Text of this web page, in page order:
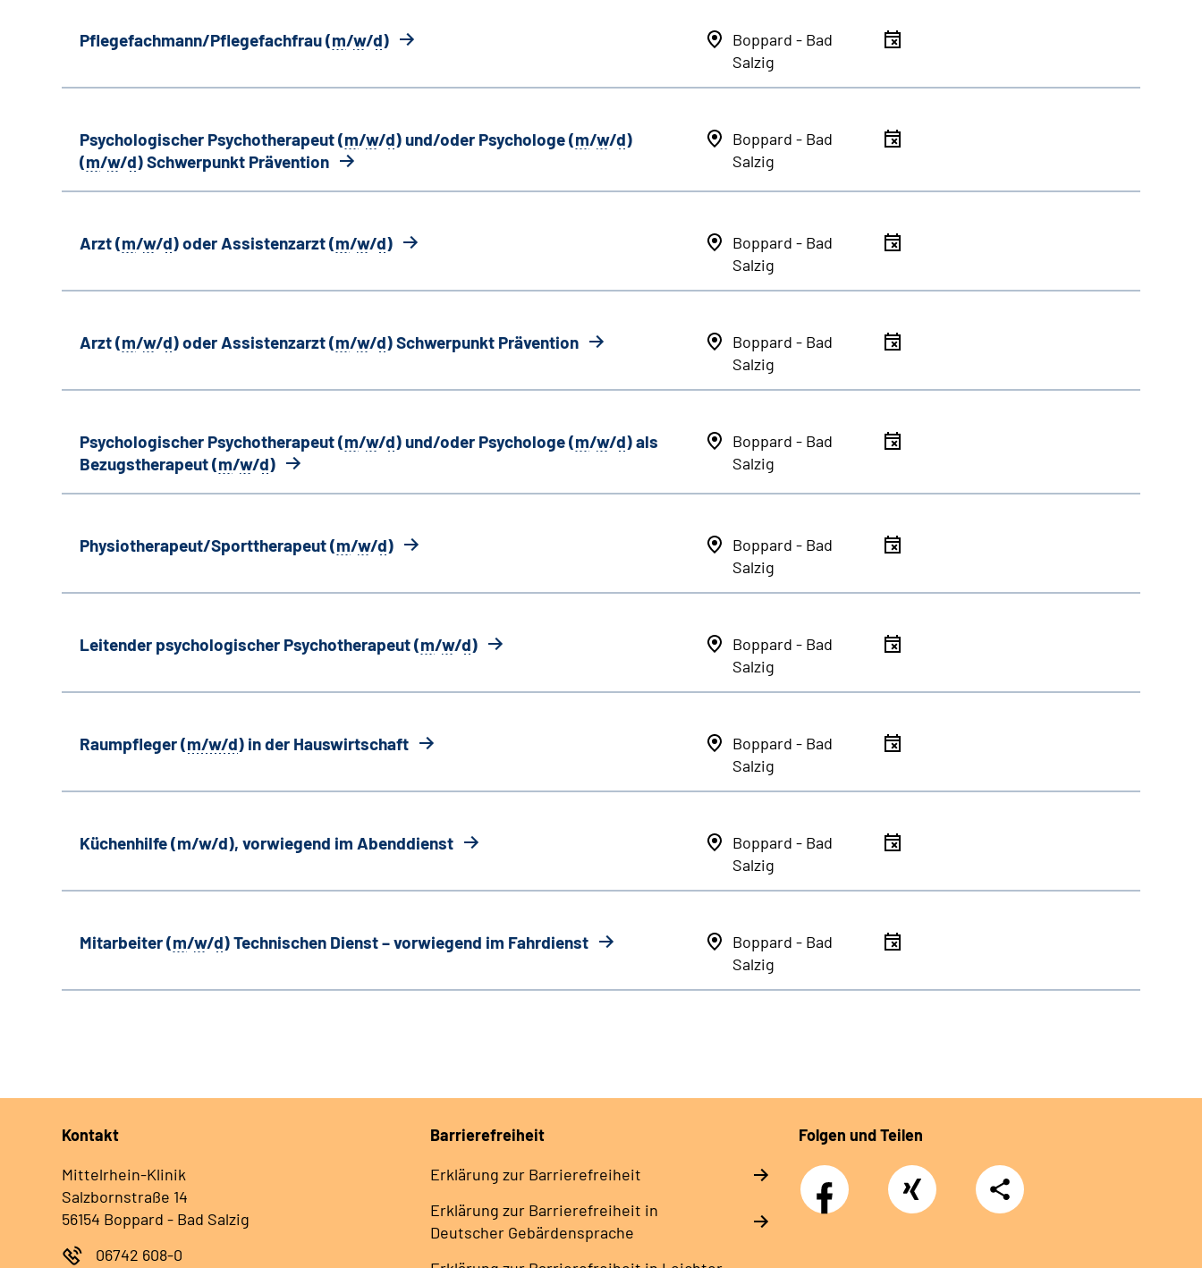
Pflegefachmann/Pflegefachfrau (m/w/d)
Boppard - Bad
Salzig
Psychologischer Psychotherapeut (m/w/d) und/oder Psychologe (m/w/d)
(m/w/d) Schwerpunkt Prävention
Boppard - Bad
Salzig
Arzt (m/w/d) oder Assistenzarzt (m/w/d)
Boppard - Bad
Salzig
Arzt (m/w/d) oder Assistenzarzt (m/w/d) Schwerpunkt Prävention
Boppard - Bad
Salzig
Psychologischer Psychotherapeut (m/w/d) und/oder Psychologe (m/w/d) als
Bezugstherapeut (m/w/d)
Boppard - Bad
Salzig
Physiotherapeut/Sporttherapeut (m/w/d)
Boppard - Bad
Salzig
Leitender psychologischer Psychotherapeut (m/w/d)
Boppard - Bad
Salzig
Raumpfleger (m/w/d) in der Hauswirtschaft
Boppard - Bad
Salzig
Küchenhilfe (m/w/d), vorwiegend im Abenddienst
Boppard - Bad
Salzig
Mitarbeiter (m/w/d) Technischen Dienst – vorwiegend im Fahrdienst
Boppard - Bad
Salzig
Kontakt
Mittelrhein-Klinik
Salzbornstraße 14
56154 Boppard - Bad Salzig
06742 608-0
Barrierefreiheit
Erklärung zur Barrierefreiheit
Erklärung zur Barrierefreiheit in
Deutscher Gebärdensprache
Folgen und Teilen
Facebook Xing
Teilen